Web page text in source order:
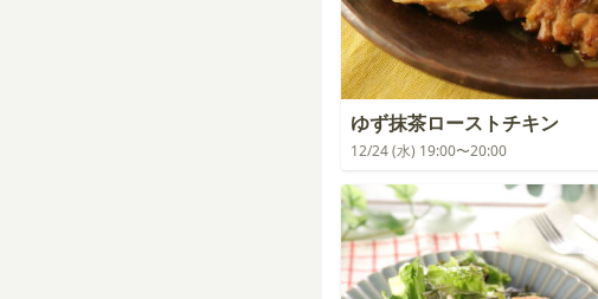
ゆず抹茶ローストチキン
12/24 (水) 19:00〜20:00